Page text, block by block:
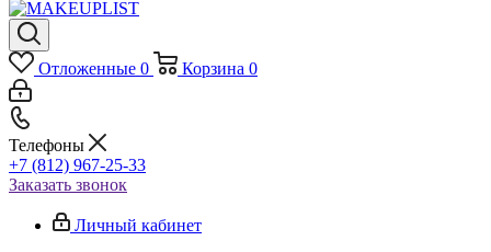
Отложенные 0 Корзина 0
Телефоны
+7 (812) 967-25-33
Заказать звонок
Личный кабинет